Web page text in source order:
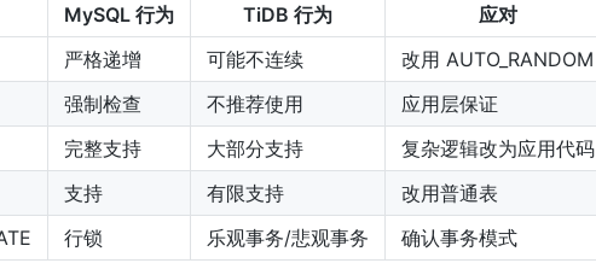
MySQL 行为 TiDB 行为
应对
严格递增 可能不连续
改用 AUTO_RANDOM
强制检查 不推荐使用
应用层保证
完整支持 大部分支持
复杂逻辑改为应用代码
支持 有限支持
改用普通表
行锁 乐观事务/悲观事务 确认事务模式